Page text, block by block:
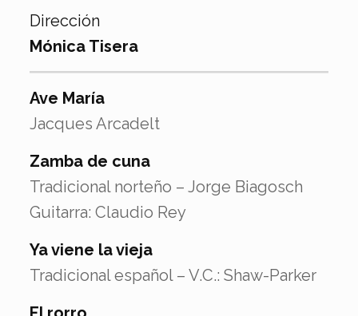
Dirección
Mónica Tisera
Ave María
Jacques Arcadelt
Zamba de cuna
Tradicional norteño – Jorge Biagosch
Guitarra: Claudio Rey
Ya viene la vieja
Tradicional español – V.C.: Shaw-Parker